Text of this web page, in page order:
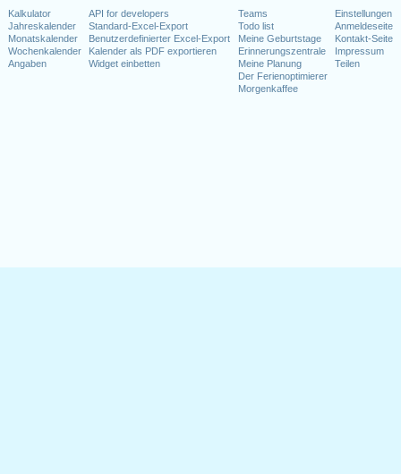
Kalkulator
Jahreskalender
Monatskalender
Wochenkalender
Angaben
API for developers
Standard-Excel-Export
Benutzerdefinierter Excel-Export
Kalender als PDF exportieren
Widget einbetten
Teams
Todo list
Meine Geburtstage
Erinnerungszentrale
Meine Planung
Der Ferienoptimierer
Morgenkaffee
Einstellungen
Anmeldeseite
Kontakt-Seite
Impressum
Teilen
2024
fallen